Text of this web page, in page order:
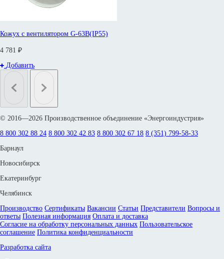
Кожух с вентилятором G-63B(IP55)
4 781 ₽
Добавить
© 2016—2026 Производственное объединение «Энергоиндустрия»
8 800 302 88 24 8 800 302 42 83 8 800 302 67 18 8 (351) 799-58-33
Барнаул
Новосибирск
Екатеринбург
Челябинск
Производство Сертификаты Вакансии Статьи Представители Вопросы и
ответы Полезная информация Оплата и доставка
Согласие на обработку персональных данных Пользовательское
соглашение Политика конфиденциальности
Разработка сайта